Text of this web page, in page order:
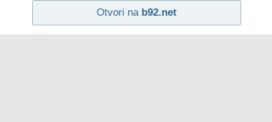
Otvori na b92.net